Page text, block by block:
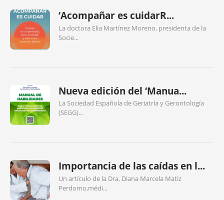
‘Acompañar es cuidarR...
La doctora Elia Martínez Moreno, presidenta de la
Socie...
Nueva edición del ‘Manua...
La Sociedad Española de Geriatría y Gerontología
(SEGG)...
Importancia de las caídas en l...
Un artículo de la Dra. Diana Marcela Matiz
Perdomo,médi...